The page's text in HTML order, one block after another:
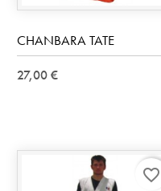
CHANBARA TATE
27,00 €
favorite_border